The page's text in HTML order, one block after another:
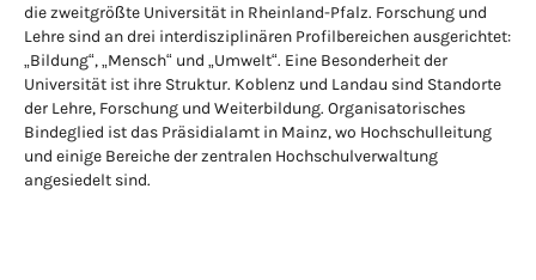
die zweitgrößte Universität in Rheinland-Pfalz. Forschung und
Lehre sind an drei interdisziplinären Profilbereichen ausgerichtet:
„Bildung“, „Mensch“ und „Umwelt“. Eine Besonderheit der
Universität ist ihre Struktur. Koblenz und Landau sind Standorte
der Lehre, Forschung und Weiterbildung. Organisatorisches
Bindeglied ist das Präsidialamt in Mainz, wo Hochschulleitung
und einige Bereiche der zentralen Hochschulverwaltung
angesiedelt sind.